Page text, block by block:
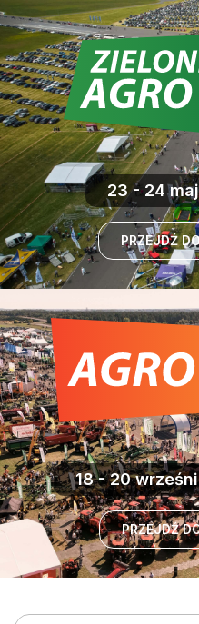
23 - 24
PRZEJDŹ
18 - 20
PRZEJDŹ